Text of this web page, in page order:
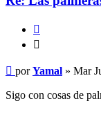
Mensaje
porYamal » Mar
Sigo con cosas de